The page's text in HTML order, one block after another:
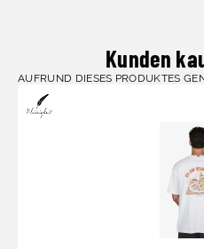
Kunden
AUFRUND DIESES PRODUKTES